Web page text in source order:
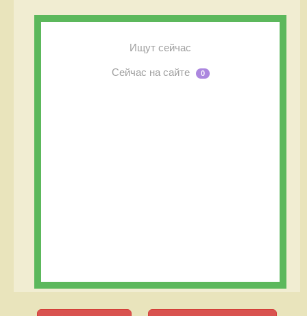
Ищут сейчас
Сейчас на сайте 0